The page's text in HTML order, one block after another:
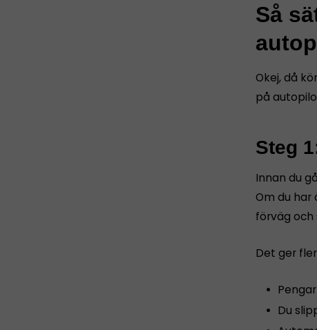
Så
Okej, då
på
Steg
Innan du
Om du
förväg
Det ger
Du